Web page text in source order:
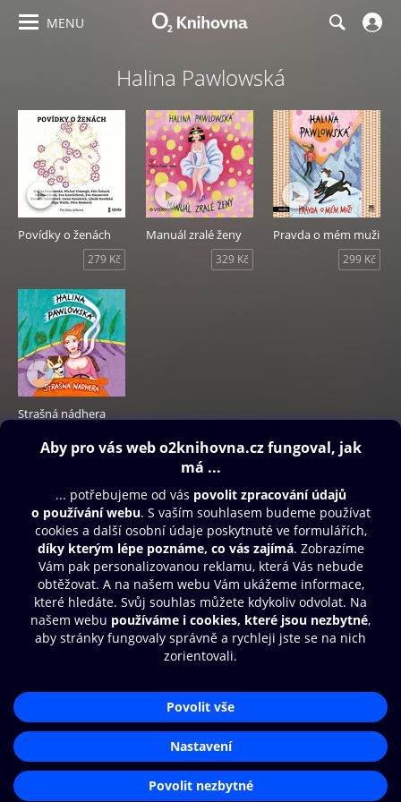
MENU
Halina Pawlowská
Povídky o ženách
279 Kč
Manuál zralé ženy
329 Kč
Pravda o mém muži
299 Kč
Strašná nádhera
249 Kč
Obsah ke stažení
Moje O2 Knihovna
Další zábava
© O2 Czech Republic a.s.
Přístupnost
Zásady zpracování osobních údajů
Nastavení cookies
Aplikace O2 Knihovna
Čti a poslouchej své e-knihy a
audioknihy rychleji a pohodlněji.